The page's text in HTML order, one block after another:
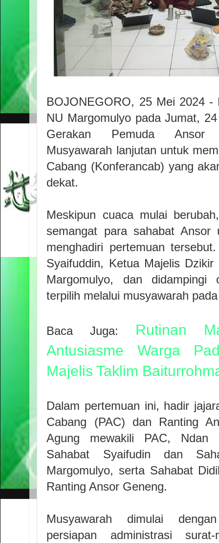
BOJONEGORO, 25 Mei 2024
NU Margomulyo pada Jumat,
Gerakan Pemuda Ansor
Musyawarah lanjutan untuk
Cabang (Konferancab) yang
dekat.
Meskipun cuaca mulai
semangat para sahabat Ansor
menghadiri pertemuan
Syaifuddin, Ketua Majelis
Margomulyo, dan
terpilih melalui musyawarah
Baca Juga: Rutinan
Antusiasme Warga
Majelis Taklim
Dalam pertemuan ini, hadir
Cabang (PAC) dan Ranting
Agung mewakili PAC, Ndan
Sahabat Syaifudin dan
Margomulyo, serta Sahabat
Ranting Ansor Geneng.
Musyawarah dimulai
persiapan administrasi